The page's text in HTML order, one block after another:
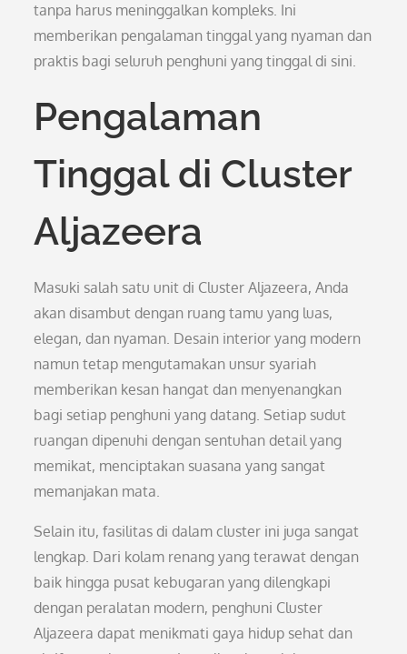
tanpa harus meninggalkan kompleks. Ini
memberikan pengalaman tinggal yang nyaman dan
praktis bagi seluruh penghuni yang tinggal di sini.
Pengalaman
Tinggal di Cluster
Aljazeera
Masuki salah satu unit di Cluster Aljazeera, Anda
akan disambut dengan ruang tamu yang luas,
elegan, dan nyaman. Desain interior yang modern
namun tetap mengutamakan unsur syariah
memberikan kesan hangat dan menyenangkan
bagi setiap penghuni yang datang. Setiap sudut
ruangan dipenuhi dengan sentuhan detail yang
memikat, menciptakan suasana yang sangat
memanjakan mata.
Selain itu, fasilitas di dalam cluster ini juga sangat
lengkap. Dari kolam renang yang terawat dengan
baik hingga pusat kebugaran yang dilengkapi
dengan peralatan modern, penghuni Cluster
Aljazeera dapat menikmati gaya hidup sehat dan